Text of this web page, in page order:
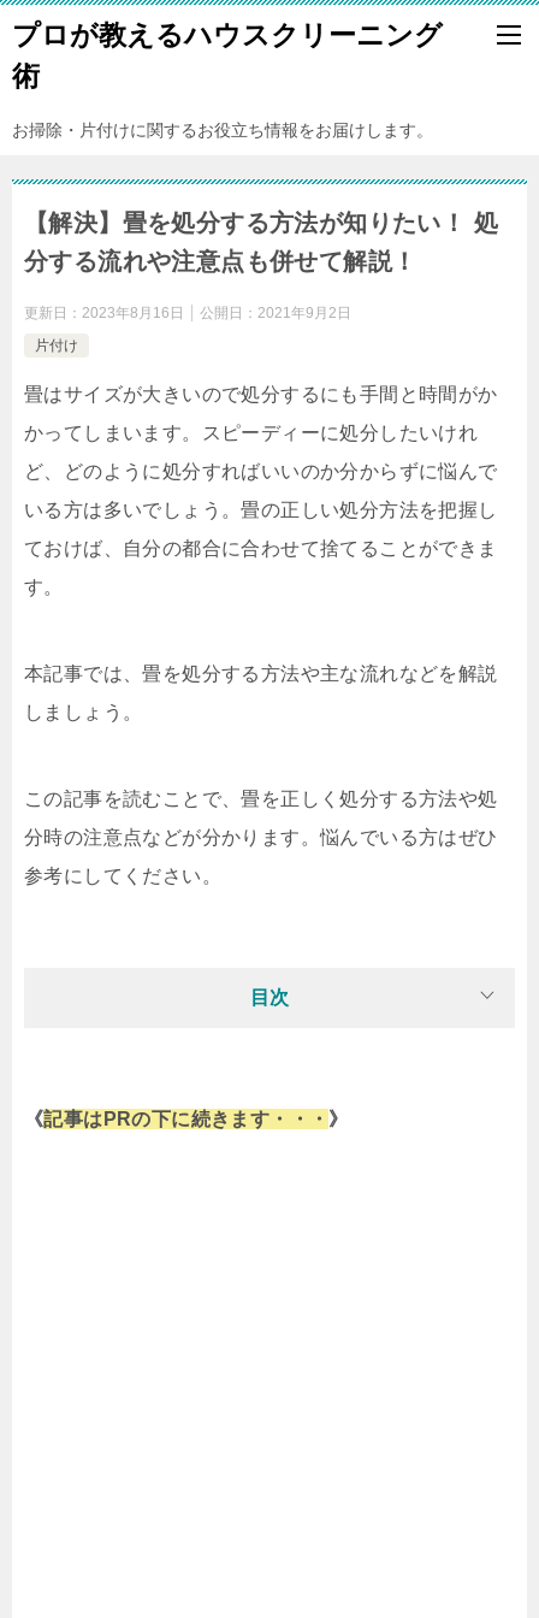
プロが教えるハウスクリーニング
術
お掃除・片付けに関するお役立ち情報をお届けします。
【解決】畳を処分する方法が知りたい！ 処
分する流れや注意点も併せて解説！
更新日： 2023年8月16日 公開日： 2021年9月2日
片付け
畳はサイズが大きいので処分するにも手間と時間がか
かってしまいます。スピーディーに処分したいけれ
ど、どのように処分すればいいのか分からずに悩んで
いる方は多いでしょう。畳の正しい処分方法を把握し
ておけば、自分の都合に合わせて捨てることができま
す。
本記事では、畳を処分する方法や主な流れなどを解説
しましょう。
この記事を読むことで、畳を正しく処分する方法や処
分時の注意点などが分かります。悩んでいる方はぜひ
参考にしてください。
目次
《記事はPRの下に続きます・・・ 》